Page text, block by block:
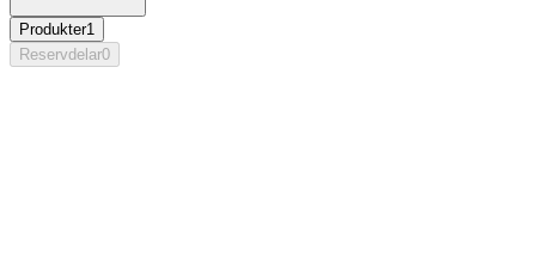
Produkter1
Reservdelar0